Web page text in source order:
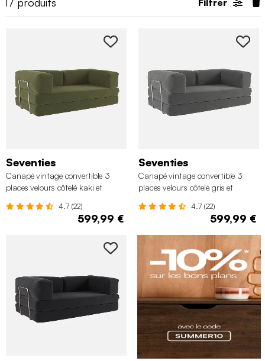
Filtrer
Seventies
Canapé vintage convertible 3
places velours côtelé kaki et
4.7 (22)
599,99 €
Seventies
Canapé vintage convertible 3
places velours côtelé gris et
4.7 (22)
599,99 €